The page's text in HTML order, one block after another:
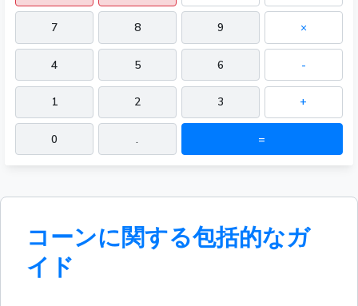
7 8 9 ×
4 5 6 -
1 2 3 +
0 . =
コーンに関する包括的なガ
イド